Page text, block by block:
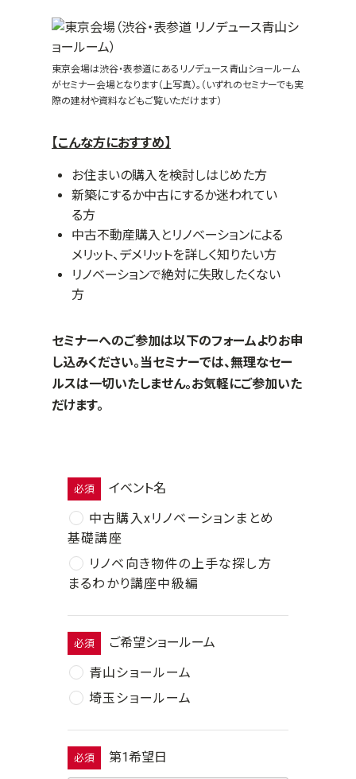
東京会場は渋谷・表参道にあるリノデュース青山ショールーム
がセミナー会場となります（上写真）。（いずれのセミナーでも実
際の建材や資料などもご覧いただけます）
【こんな方におすすめ】
お住まいの購入を検討しはじめた方
新築にするか中古にするか迷われてい
る方
中古不動産購入とリノベーションによる
メリット、デメリットを詳しく知りたい方
リノベーションで絶対に失敗したくない
方
セミナーへのご参加は以下のフォームよりお申
し込みください。当セミナーでは、無理なセー
ルスは一切いたしません。お気軽にご参加いた
だけます。
必須
イベント名
中古購入xリノベーションまとめ
基礎講座
リノベ向き物件の上手な探し方
まるわかり講座中級編
必須
ご希望ショールーム
青山ショールーム
埼玉ショールーム
必須 第1希望日